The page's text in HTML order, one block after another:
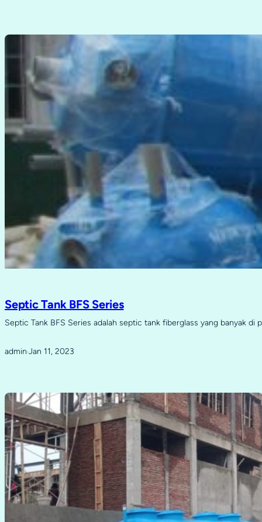
Septic Tank BFS Series
Septic Tank BFS Series adalah septic tank fiberglass yang banyak di
admin·Jan 11, 2023